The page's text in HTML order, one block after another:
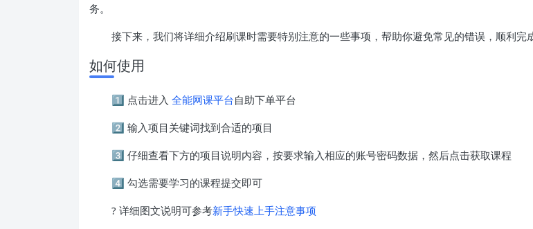
务。
接下来，我们将详细介绍刷课时需要特别注意的一些事项，帮助你避免常见的错误，顺利完
如何使用
1️⃣ 点击进入 全能网课平台自助下单平台
2️⃣ 输入项目关键词找到合适的项目
3️⃣ 仔细查看下方的项目说明内容，按要求输入相应的账号密码数据，然后点击获取课程
4️⃣ 勾选需要学习的课程提交即可
? 详细图文说明可参考新手快速上手注意事项